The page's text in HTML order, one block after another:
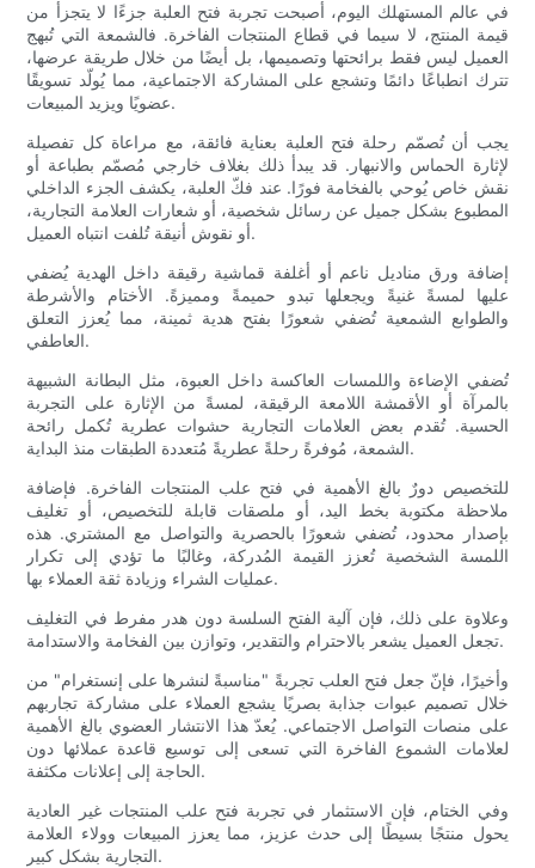
في عالم المستهلك اليوم، أصبحت تجربة فتح العلبة جزءًا لا يتجزأ من
قيمة المنتج، لا سيما في قطاع المنتجات الفاخرة. فالشمعة التي تُبهج
العميل ليس فقط برائحتها وتصميمها، بل أيضًا من خلال طريقة عرضها،
تترك انطباعًا دائمًا وتشجع على المشاركة الاجتماعية، مما يُولّد تسويقًا
عضويًا ويزيد المبيعات.
يجب أن تُصمّم رحلة فتح العلبة بعناية فائقة، مع مراعاة كل تفصيلة
لإثارة الحماس والانبهار. قد يبدأ ذلك بغلاف خارجي مُصمّم بطباعة أو
نقش خاص يُوحي بالفخامة فورًا. عند فكّ العلبة، يكشف الجزء الداخلي
المطبوع بشكل جميل عن رسائل شخصية، أو شعارات العلامة التجارية،
أو نقوش أنيقة تُلفت انتباه العميل.
إضافة ورق مناديل ناعم أو أغلفة قماشية رقيقة داخل الهدية يُضفي
عليها لمسةً غنيةً ويجعلها تبدو حميمةً ومميزةً. الأختام والأشرطة
والطوابع الشمعية تُضفي شعورًا بفتح هدية ثمينة، مما يُعزز التعلق
العاطفي.
تُضفي الإضاءة واللمسات العاكسة داخل العبوة، مثل البطانة الشبيهة
بالمرآة أو الأقمشة اللامعة الرقيقة، لمسةً من الإثارة على التجربة
الحسية. تُقدم بعض العلامات التجارية حشوات عطرية تُكمل رائحة
الشمعة، مُوفرةً رحلةً عطريةً مُتعددة الطبقات منذ البداية.
للتخصيص دورٌ بالغ الأهمية في فتح علب المنتجات الفاخرة. فإضافة
ملاحظة مكتوبة بخط اليد، أو ملصقات قابلة للتخصيص، أو تغليف
بإصدار محدود، تُضفي شعورًا بالحصرية والتواصل مع المشتري. هذه
اللمسة الشخصية تُعزز القيمة المُدركة، وغالبًا ما تؤدي إلى تكرار
عمليات الشراء وزيادة ثقة العملاء بها.
وعلاوة على ذلك، فإن آلية الفتح السلسة دون هدر مفرط في التغليف
تجعل العميل يشعر بالاحترام والتقدير، وتوازن بين الفخامة والاستدامة.
وأخيرًا، فإنّ جعل فتح العلب تجربةً "مناسبةً لنشرها على إنستغرام" من
خلال تصميم عبوات جذابة بصريًا يشجع العملاء على مشاركة تجاربهم
على منصات التواصل الاجتماعي. يُعدّ هذا الانتشار العضوي بالغ الأهمية
لعلامات الشموع الفاخرة التي تسعى إلى توسيع قاعدة عملائها دون
الحاجة إلى إعلانات مكثفة.
وفي الختام، فإن الاستثمار في تجربة فتح علب المنتجات غير العادية
يحول منتجًا بسيطًا إلى حدث عزيز، مما يعزز المبيعات وولاء العلامة
التجارية بشكل كبير.